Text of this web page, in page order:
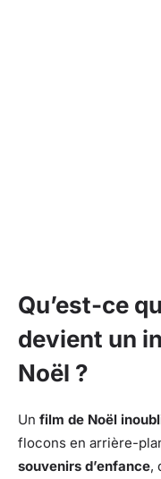
Qu’est-ce
devient un
Noël ?
Un film de Noël
flocons en arrière-
souvenirs d’enfance,